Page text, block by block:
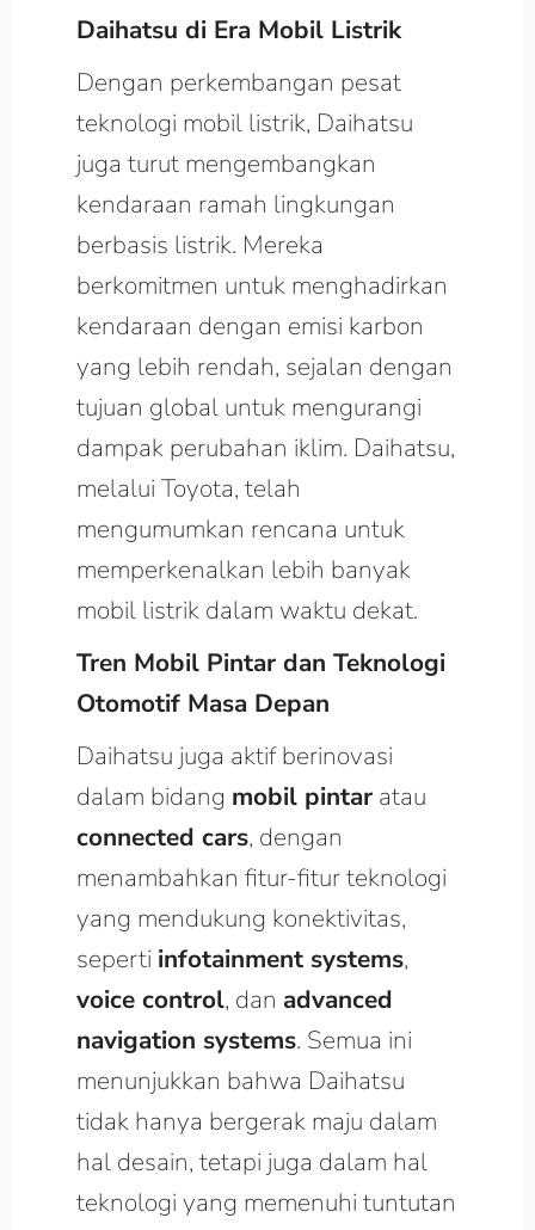
Daihatsu di Era Mobil Listrik
Dengan perkembangan pesat
teknologi mobil listrik, Daihatsu
juga turut mengembangkan
kendaraan ramah lingkungan
berbasis listrik. Mereka
berkomitmen untuk menghadirkan
kendaraan dengan emisi karbon
yang lebih rendah, sejalan dengan
tujuan global untuk mengurangi
dampak perubahan iklim. Daihatsu,
melalui Toyota, telah
mengumumkan rencana untuk
memperkenalkan lebih banyak
mobil listrik dalam waktu dekat.
Tren Mobil Pintar dan Teknologi
Otomotif Masa Depan
Daihatsu juga aktif berinovasi
dalam bidang mobil pintaratau
connected cars, dengan
menambahkan fitur-fitur teknologi
yang mendukung konektivitas,
seperti infotainment systems,
voice control, dan advanced
navigation systems. Semua ini
menunjukkan bahwa Daihatsu
tidak hanya bergerak maju dalam
hal desain, tetapi juga dalam hal
teknologi yang memenuhi tuntutan